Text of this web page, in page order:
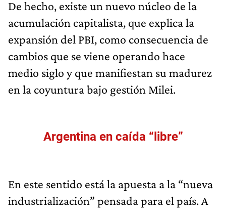
De hecho, existe un nuevo núcleo de la
acumulación capitalista, que explica la
expansión del PBI, como consecuencia de
cambios que se viene operando hace
medio siglo y que manifiestan su madurez
en la coyuntura bajo gestión Milei.
Argentina en caída “libre”
En este sentido está la apuesta a la “nueva
industrialización” pensada para el país. A